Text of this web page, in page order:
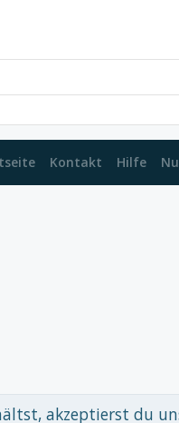
Kontakt Hilfe
akzeptierst du